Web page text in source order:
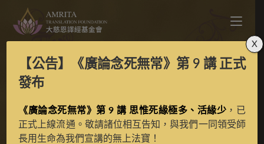
寶生百法之持針線光明
天女彩唐
【公告】 《廣論念死無常》第 9 講正式
發布
《廣論念死無常》第 9 講 思惟死緣極多、活緣少 ，已
正式上線流通。敬請諸位相互告知，與我們一同領受師
長用生命為我們宣講的無上法寶！
X